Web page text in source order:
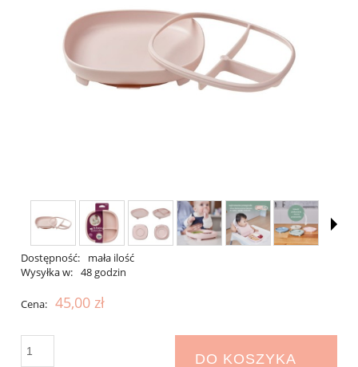
Dostępność:
mała ilość
Wysyłka w: 48 godzin
Cena: 45,00 zł
DO KOSZYKA